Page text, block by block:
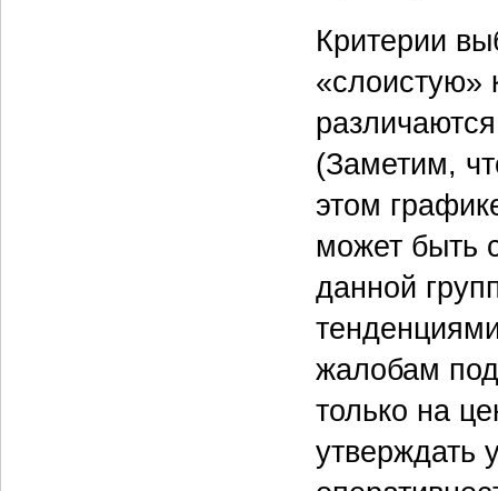
Критерии
«слоистую»
(Заметим,
этом
может быть
данной
жалобам
только на
утверждать